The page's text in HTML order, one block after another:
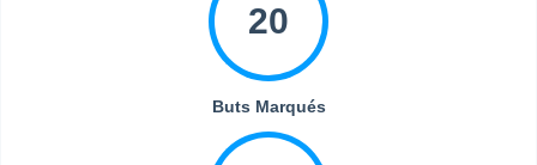
20
Buts Marqués